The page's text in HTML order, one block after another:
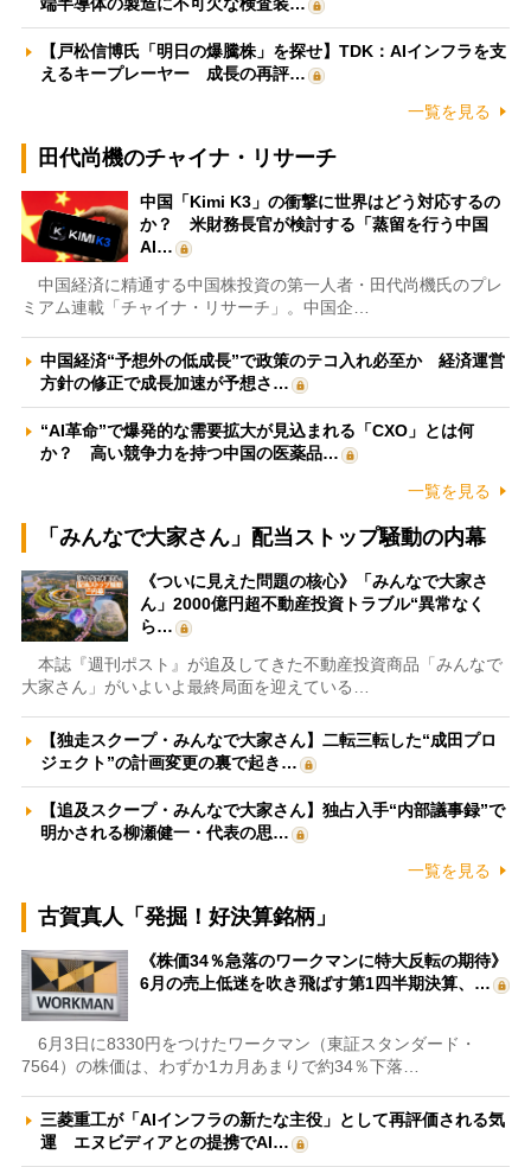
端半導体の製造に不可欠な検査装…
【戸松信博氏「明日の爆騰株」を探せ】TDK：AIインフラを支
えるキープレーヤー 成長の再評…
一覧を見る
田代尚機のチャイナ・リサーチ
中国「Kimi K3」の衝撃に世界はどう対応するの
か？ 米財務長官が検討する「蒸留を行う中国
AI…
中国経済に精通する中国株投資の第一人者・田代尚機氏のプレ
ミアム連載「チャイナ・リサーチ」。中国企…
中国経済“予想外の低成長”で政策のテコ入れ必至か 経済運営
方針の修正で成長加速が予想さ…
“AI革命”で爆発的な需要拡大が見込まれる「CXO」とは何
か？ 高い競争力を持つ中国の医薬品…
一覧を見る
「みんなで大家さん」配当ストップ騒動の内幕
《ついに見えた問題の核心》「みんなで大家さ
ん」2000億円超不動産投資トラブル“異常なく
ら…
本誌『週刊ポスト』が追及してきた不動産投資商品「みんなで
大家さん」がいよいよ最終局面を迎えている…
【独走スクープ・みんなで大家さん】二転三転した“成田プロ
ジェクト”の計画変更の裏で起き…
【追及スクープ・みんなで大家さん】独占入手“内部議事録”で
明かされる柳瀬健一・代表の思…
一覧を見る
古賀真人「発掘！好決算銘柄」
《株価34％急落のワークマンに特大反転の期待》
6月の売上低迷を吹き飛ばす第1四半期決算、…
6月3日に8330円をつけたワークマン（東証スタンダード・
7564）の株価は、わずか1カ月あまりで約34％下落…
三菱重工が「AIインフラの新たな主役」として再評価される気
運 エヌビディアとの提携でAI…